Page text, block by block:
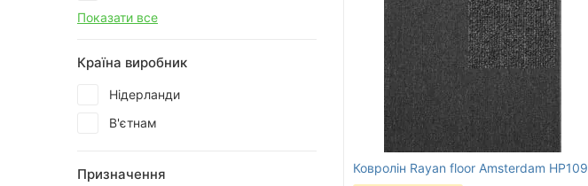
Показати все
Країна виробник
Нідерланди
В'єтнам
Призначення Ковролін Rayan floor Amsterdam HP109